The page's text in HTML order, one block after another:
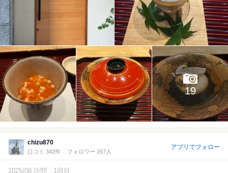
19
chizu870
口コミ 342件 フォロワー 267人
アプリでフォロー
2025/08 訪問 1回目